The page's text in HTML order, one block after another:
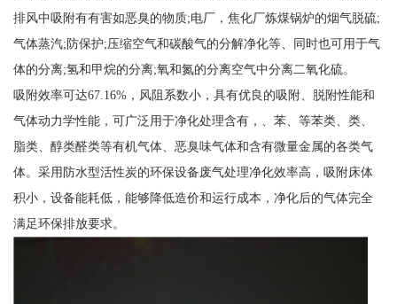
排风中吸附有有害如恶臭的物质;电厂，焦化厂炼煤锅炉的烟气脱硫;
气体蒸汽;防保护;压缩空气和碳酸气的分解净化等、同时也可用于气
体的分离;氢和甲烷的分离;氧和氮的分离空气中分离二氧化硫。
吸附效率可达67.16%，风阻系数小，具有优良的吸附、脱附性能和
气体动力学性能，可广泛用于净化处理含有，、苯、等苯类、类、
脂类、醇类醛类等有机气体、恶臭味气体和含有微量金属的各类气
体。采用防水型活性炭的环保设备废气处理净化效率高，吸附床体
积小，设备能耗低，能够降低造价和运行成本，净化后的气体完全
满足环保排放要求。